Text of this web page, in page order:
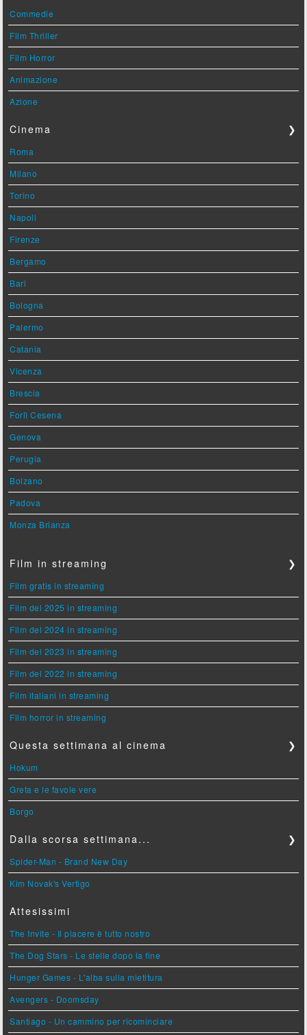
Commedie
Film Thriller
Film Horror
Animazione
Azione
Cinema ❯
Roma
Milano
Torino
Napoli
Firenze
Bergamo
Bari
Bologna
Palermo
Catania
Vicenza
Brescia
Forlì Cesena
Genova
Perugia
Bolzano
Padova
Monza Brianza
Film in streaming ❯
Film gratis in streaming
Film del 2025 in streaming
Film del 2024 in streaming
Film del 2023 in streaming
Film del 2022 in streaming
Film italiani in streaming
Film horror in streaming
Questa settimana al cinema ❯
Hokum
Greta e le favole vere
Borgo
Dalla scorsa settimana... ❯
Spider-Man - Brand New Day
Kim Novak's Vertigo
Attesissimi
The Invite - Il piacere è tutto nostro
The Dog Stars - Le stelle dopo la fine
Hunger Games - L'alba sulla mietitura
Avengers - Doomsday
Santiago - Un cammino per ricominciare